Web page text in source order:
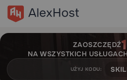
ZAOSZCZĘDŹ
NA WSZYSTKICH
UŻYJ KODU: